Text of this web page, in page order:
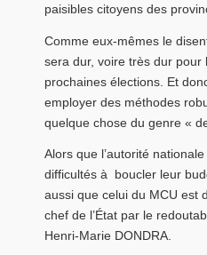
paisibles citoyens des
Comme eux-mêmes le
sera dur, voire très dur pour
prochaines élections. Et
employer des méthodes
quelque chose du genre «
Alors que l’autorité
difficultés à boucler leur
aussi que celui du MCU est
chef de l’État par le
Henri-Marie DONDRA.